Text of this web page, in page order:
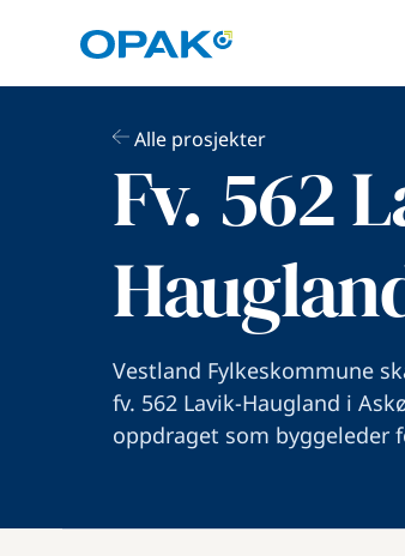
Alle prosjekter
Fv. 562
Vestland Fylkeskommune
fv. 562 Lavik-Haugland i
oppdraget som byggeleder